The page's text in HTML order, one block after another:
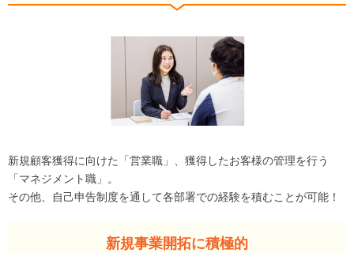
新規顧客獲得に向けた「営業職」、獲得したお客様の管理を行う
「マネジメント職」。
その他、自己申告制度を通して各部署での経験を積むことが可能！
新規事業開拓に積極的